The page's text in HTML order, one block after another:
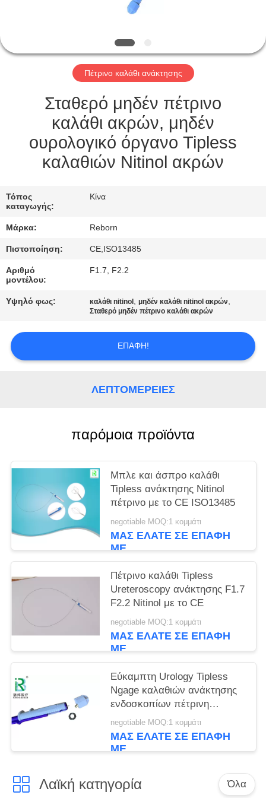
ΜΑΣ
ΕΛΆΤΕ
ΕΠΑΦΉ
ΖΗΤΉΣΤΕ
ΑΠΌΣΠΑΣΜΑ
SITEMAP
PRIVACY
Πέτρινο καλάθι ανάκτησης
Σταθερό μηδέν πέτρινο
καλάθι ακρών, μηδέν
ουρολογικό όργανο Tipless
καλαθιών Nitinol ακρών
Τόπος
καταγωγής:
Κίνα
Μάρκα: Reborn
Πιστοποίηση: CE,ISO13485
Αριθμό
μοντέλου:
F1.7, F2.2
Υψηλό φως: καλάθι nitinol ,μηδέν καλάθι nitinol ακρών,
Σταθερό μηδέν πέτρινο καλάθι ακρών
ΕΠΑΦΉ!
ΛΕΠΤΟΜΈΡΕΙΕΣ
παρόμοια προϊόντα
Μπλε και άσπρο καλάθι
Tipless ανάκτησης Nitinol
πέτρινο με το CE ISO13485
negotiable MOQ:1 κομμάτι
ΜΑΣ ΕΛΆΤΕ ΣΕ ΕΠΑΦΉ
ΜΕ
Πέτρινο καλάθι Tipless
Ureteroscopy ανάκτησης F1.7
F2.2 Nitinol με το CE
negotiable MOQ:1 κομμάτι
ΜΑΣ ΕΛΆΤΕ ΣΕ ΕΠΑΦΉ
ΜΕ
Εύκαμπτη Urology Tipless
Ngage καλαθιών ανάκτησης
ενδοσκοπίων πέτρινη
πέτρινη συσκευή
negotiable MOQ:1 κομμάτι
ΜΑΣ ΕΛΆΤΕ ΣΕ ΕΠΑΦΉ
ΜΕ
Λαϊκή κατηγορία Όλα